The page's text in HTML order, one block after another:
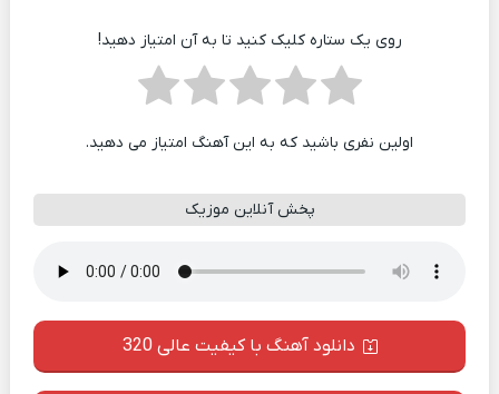
روی یک ستاره کلیک کنید تا به آن امتیاز دهید!
اولین نفری باشید که به این آهنگ امتیاز می دهید.
پخش آنلاین موزیک
دانلود آهنگ با کیفیت عالی 320